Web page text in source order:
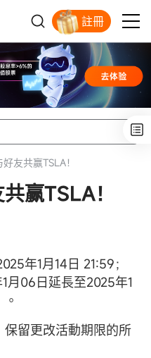
註冊
友共赢TSLA！
赢TSLA！
年1月14日 21:59；
月06日延長至2025年1
留更改活動期限的所